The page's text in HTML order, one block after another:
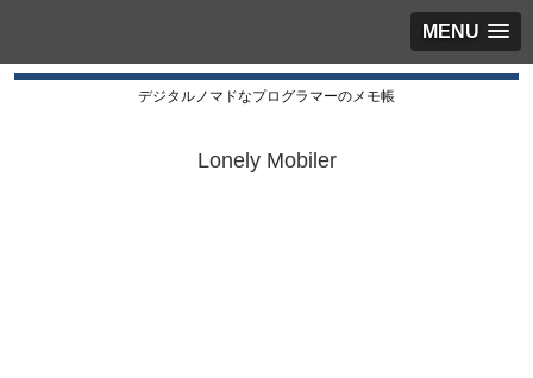
MENU
デジタルノマドなプログラマーのメモ帳
Lonely Mobiler